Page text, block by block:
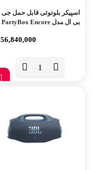
اسپیکر بلوتوثی قابل حمل جی
بی ال مدل PartyBox Encore
56,840,000
تعداد